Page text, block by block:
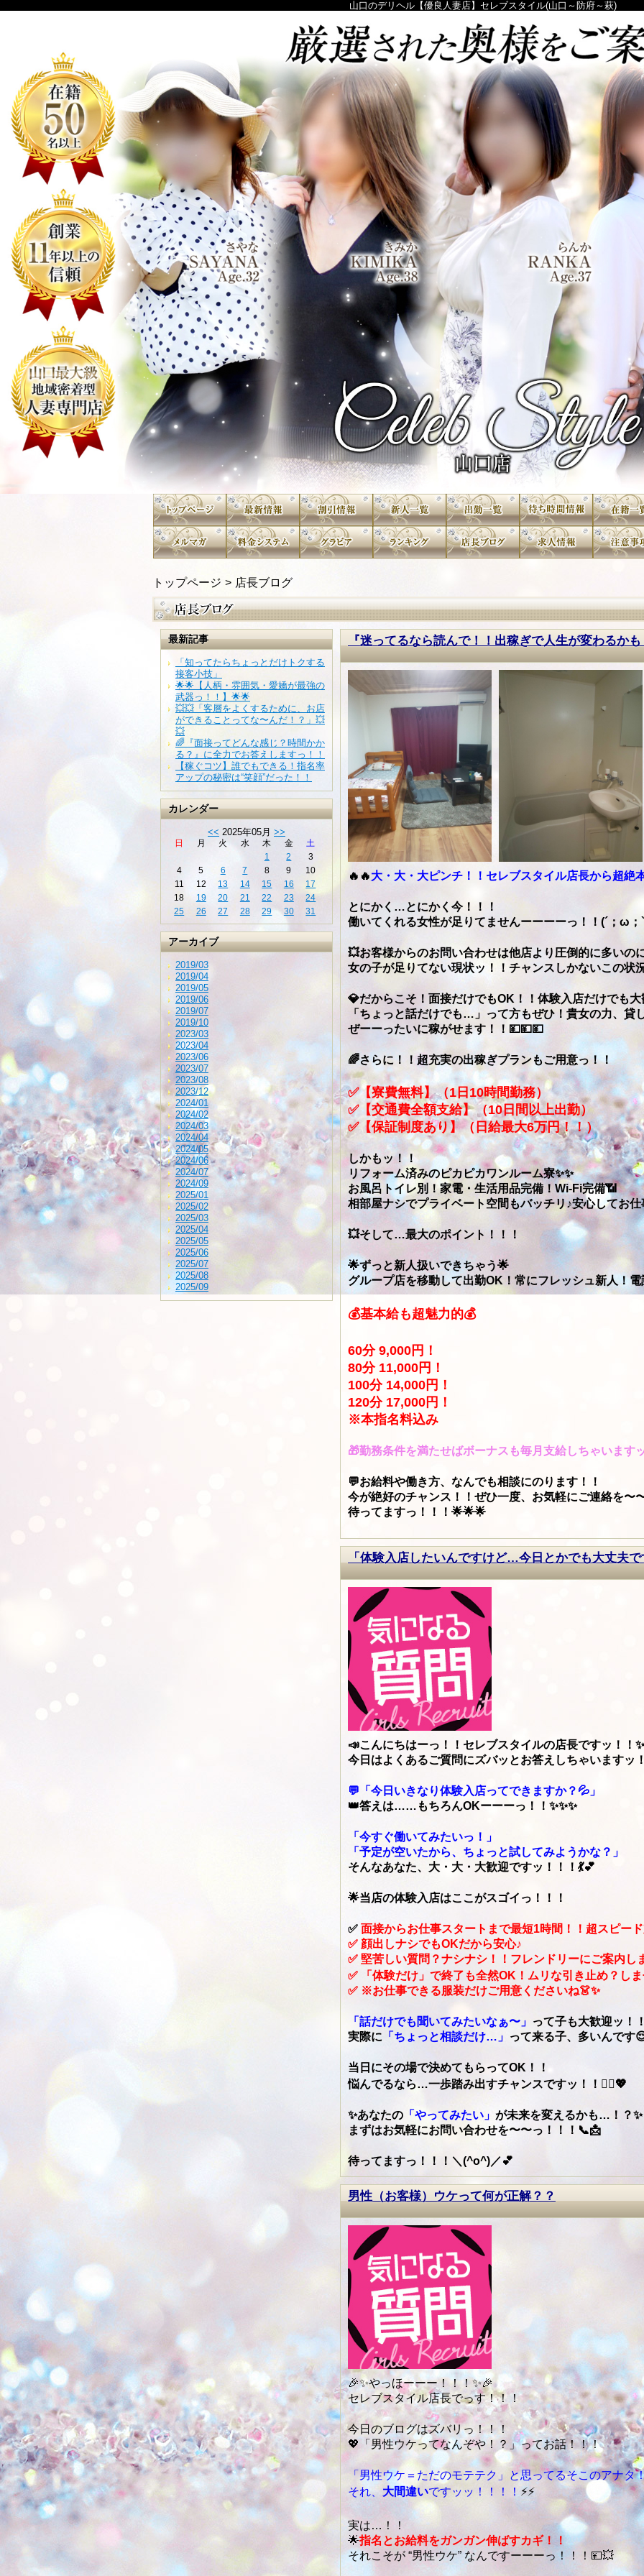
山口のデリヘル【優良人妻店】セレブスタイル(山口～防府～萩)
トップページ 店長ブログ
最新記事
「知ってたらちょっとだけトクする
接客小技」
🌟🌟【人柄・雰囲気・愛嬌が最強の
武器っ！！】🌟🌟
💥💥「客層をよくするために、お店
ができることってな〜んだ！？」💥
💥
🌈『面接ってどんな感じ？時間かか
る？』に全力でお答えしますっ！！
【稼ぐコツ】誰でもできる！指名率
アップの秘密は“笑顔”だった！！
カレンダー
<< 2025年05月 >>
日 月 火 水 木 金
土
1
2
3
4
5 6 7 8 9
10
11
12 13 14 15 16
17
18
19 20 21 22 23
24
25
26 27 28 29 30 31
アーカイブ
2019/03
2019/04
2019/05
2019/06
2019/07
2019/10
2023/03
2023/04
2023/06
2023/07
2023/08
2023/12
2024/01
2024/02
2024/03
2024/04
2024/05
2024/06
2024/07
2024/09
2025/01
2025/02
2025/03
2025/04
2025/05
2025/06
2025/07
2025/08
2025/09
『迷ってるなら読んで！！出稼ぎで人生が変わるか
🔥🔥大・大・大ピンチ！！セレブスタイル店長から超絶
とにかく…とにかく今！！！
働いてくれる女性が足りてませんーーーーっ！！(´；ω；
💥お客様からのお問い合わせは他店より圧倒的に多いの
女の子が足りてない現状ッ！！チャンスしかないこの状
💎だからこそ！面接だけでもOK！！体験入店だけでも
「ちょっと話だけでも…」って方もぜひ！貴女の力、貸
ぜーーったいに稼がせます！！💴💴💴
🌈さらに！！超充実の出稼ぎプランもご用意っ！！
✅【寮費無料】（1日10時間勤務）
✅【交通費全額支給】（10日間以上出勤）
✅【保証制度あり】（日給最大6万円！！）
しかもッ！！
リフォーム済みのピカピカワンルーム寮✨✨
お風呂トイレ別！家電・生活用品完備！Wi-Fi完備📶
相部屋ナシでプライベート空間もバッチリ♪安心してお
💥そして…最大のポイント！！！
🌟ずっと新人扱いできちゃう🌟
グループ店を移動して出勤OK！常にフレッシュ新人！
💰基本給も超魅力的💰
60分 9,000円！
80分 11,000円！
100分 14,000円！
120分 17,000円！
※本指名料込み
🎁勤務条件を満たせばボーナスも毎月支給しちゃいます
💬お給料や働き方、なんでも相談にのります！！
今が絶好のチャンス！！ぜひ一度、お気軽にご連絡を〜
待ってますっ！！！🌟🌟🌟
「体験入店したいんですけど…今日とかでも大丈夫
📣こんにちはーっ！！セレブスタイルの店長ですッ！！
今日はよくあるご質問にズバッとお答えしちゃいますッ
💬「今日いきなり体験入店ってできますか？💦」
👑答えは……もちろんOKーーーっ！！✨✨✨
「今すぐ働いてみたいっ！」
「予定が空いたから、ちょっと試してみようかな？」
そんなあなた、大・大・大歓迎ですッ！！！💃💕
🌟当店の体験入店はここがスゴイっ！！！
✅ 面接からお仕事スタートまで最短1時間！！超スピー
✅ 顔出しナシでもOKだから安心♪
✅ 堅苦しい質問？ナシナシ！！フレンドリーにご案内し
✅ 「体験だけ」で終了も全然OK！ムリな引き止め？しま
✅ ※お仕事できる服装だけご用意くださいね👗✨
「話だけでも聞いてみたいなぁ〜」 って子も大歓迎ッ！
実際に 「ちょっと相談だけ…」 って来る子、多いんです
当日にその場で決めてもらってOK！！
悩んでるなら…一歩踏み出すチャンスですッ！！🚶‍♀️💖
✨あなたの 「やってみたい」 が未来を変えるかも…！？✨
まずはお気軽にお問い合わせを〜〜っ！！！📞📩
待ってますっ！！！＼(^o^)／💕
男性（お客様）ウケって何が正解？？
🎉✨やっほーーー！！！✨🎉
セレブスタイル店長でっす！！！
今日のブログはズバリっ！！！
💖「男性ウケってなんぞや！？」ってお話！！！
「男性ウケ＝ただのモテテク」と思ってるそこのアナタ
それ、 大間違いですッッ！！！！ ⚡⚡
実は…！！
🌟指名とお給料をガンガン伸ばすカギ！！
それこそが “男性ウケ” なんですーーーっ！！！💴💥